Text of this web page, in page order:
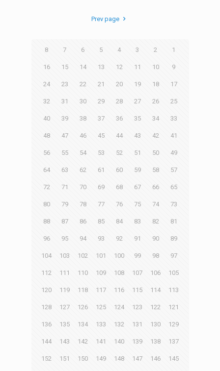
Prev page
1
2
3
4
5
6
7
8
9
10
11
12
13
14
15
16
17
18
19
20
21
22
23
24
25
26
27
28
29
30
31
32
33
34
35
36
37
38
39
40
41
42
43
44
45
46
47
48
49
50
51
52
53
54
55
56
57
58
59
60
61
62
63
64
65
66
67
68
69
70
71
72
73
74
75
76
77
78
79
80
81
82
83
84
85
86
87
88
89
90
91
92
93
94
95
96
97
98
99
100
101
102
103
104
105
106
107
108
109
110
111
112
113
114
115
116
117
118
119
120
121
122
123
124
125
126
127
128
129
130
131
132
133
134
135
136
137
138
139
140
141
142
143
144
145
146
147
148
149
150
151
152